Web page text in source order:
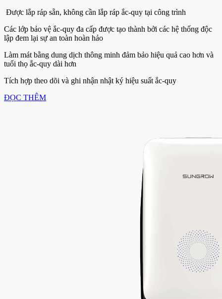
Được lắp ráp sẵn, không cần lắp ráp ắc-quy tại công trình
Các lớp bảo vệ ắc-quy đa cấp được tạo thành bởi các hệ thống độc
lập đem lại sự an toàn hoàn hảo
Làm mát bằng dung dịch thông minh đảm bảo hiệu quả cao hơn và
tuổi thọ ắc-quy dài hơn
Tích hợp theo dõi và ghi nhận nhật ký hiệu suất ắc-quy
ĐỌC THÊM